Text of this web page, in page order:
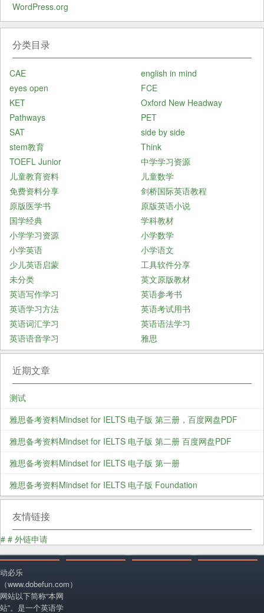
WordPress.org
分类目录
CAE
english in mind
eyes open
FCE
KET
Oxford New Headway
Pathways
PET
SAT
side by side
stem教育
Think
TOEFL Junior
中学学习资源
儿童教育资料
儿童数学
免费资料分享
剑桥国际英语教程
原版医学书
原版英语小说
国学经典
学科教材
小学学习资源
小学数学
小学英语
小学语文
少儿英语启蒙
工具软件分享
未分类
英文原版教材
英语写作学习
英语参考书
英语学习方法
英语考试用书
英语词汇学习
英语语法学习
英语语音学习
雅思
近期文章
测试
雅思备考资料Mindset for IELTS 电子版 第三册，百度网盘PDF
雅思备考资料Mindset for IELTS 电子版 第二册 百度网盘PDF
雅思备考资料Mindset for IELTS 电子版 第一册
雅思备考资料Mindset for IELTS 电子版 Foundation
友情链接
# # 外链申请
动必乐
（www.dobefun.com）
网站以下简称“本网
站”。是一个英语学